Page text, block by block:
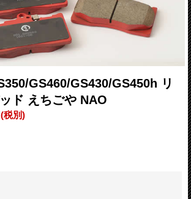
GS460/GS430/GS450h リ
ド えちごや NAO
(税別)